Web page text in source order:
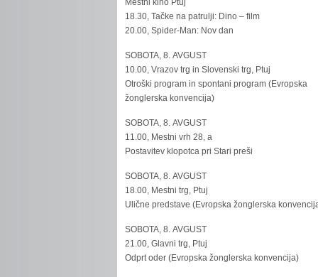
Mestni kino Ptuj
18.30, Tačke na patrulji: Dino – film
20.00, Spider-Man: Nov dan
SOBOTA, 8. AVGUST
10.00, Vrazov trg in Slovenski trg, Ptuj
Otroški program in spontani program (Evropska
žonglerska konvencija)
SOBOTA, 8. AVGUST
11.00, Mestni vrh 28, a
Postavitev klopotca pri Stari preši
SOBOTA, 8. AVGUST
18.00, Mestni trg, Ptuj
Ulične predstave (Evropska žonglerska
SOBOTA, 8. AVGUST
21.00, Glavni trg, Ptuj
Odprt oder (Evropska žonglerska konvencija)